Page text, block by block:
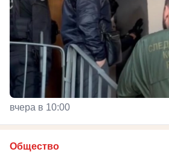
вчера в 10:00
Общество